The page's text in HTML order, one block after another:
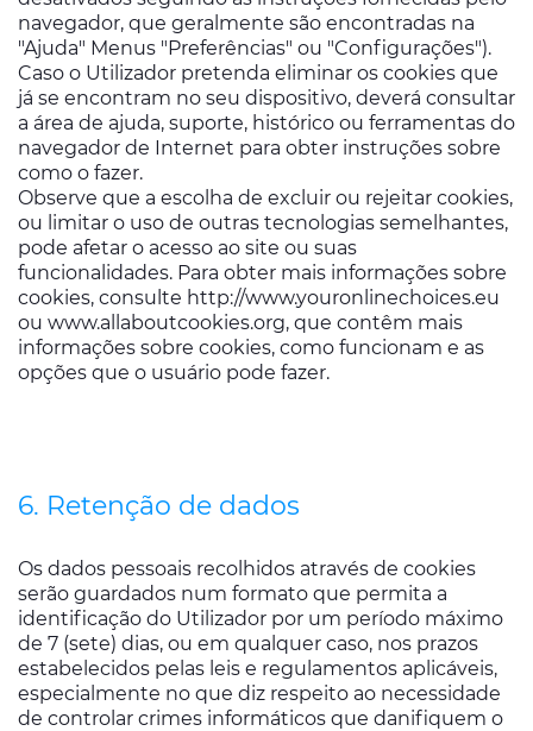
navegador, que geralmente são encontradas na
"Ajuda" Menus "Preferências" ou "Configurações").
Caso o Utilizador pretenda eliminar os cookies que
já se encontram no seu dispositivo, deverá consultar
a área de ajuda, suporte, histórico ou ferramentas do
navegador de Internet para obter instruções sobre
como o fazer.
Observe que a escolha de excluir ou rejeitar cookies,
ou limitar o uso de outras tecnologias semelhantes,
pode afetar o acesso ao site ou suas
funcionalidades. Para obter mais informações sobre
cookies, consulte http://www.youronlinechoices.eu
ou www.allaboutcookies.org, que contêm mais
informações sobre cookies, como funcionam e as
opções que o usuário pode fazer.
6. Retenção de dados
Os dados pessoais recolhidos através de cookies
serão guardados num formato que permita a
identificação do Utilizador por um período máximo
de 7 (sete) dias, ou em qualquer caso, nos prazos
estabelecidos pelas leis e regulamentos aplicáveis,
especialmente no que diz respeito ao necessidade
de controlar crimes informáticos que danifiquem o